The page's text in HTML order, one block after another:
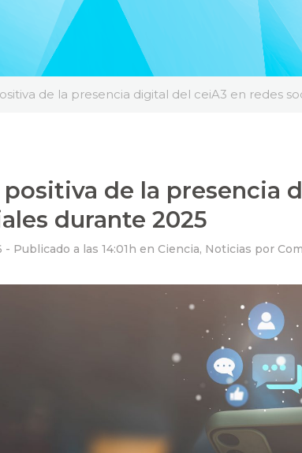
de la presencia digital del ceiA3 en redes
de la presencia
durante 2025
- Publicado a las 14:01h en Ciencia, Noticias por